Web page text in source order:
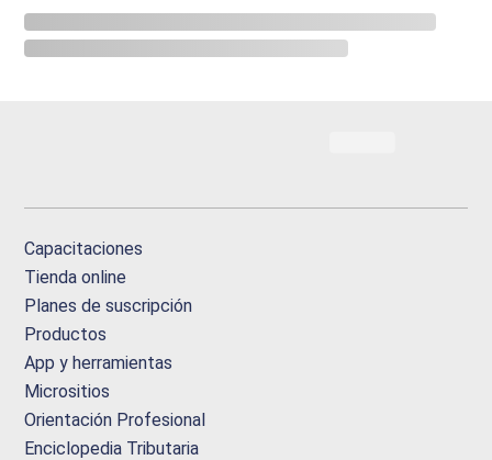
Capacitaciones
Tienda online
Planes de suscripción
Productos
App y herramientas
Micrositios
Orientación Profesional
Enciclopedia Tributaria